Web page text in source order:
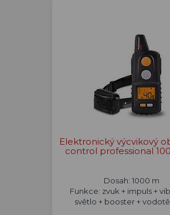
Elektronický výcvikový
control professional
Dosah: 1000 m
Funkce: zvuk + impuls +
světlo + booster +